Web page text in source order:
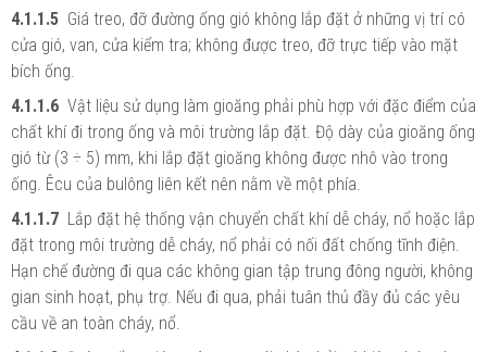
4.1.1.5 Giá treo, đỡ đường ống gió không lắp đặt ở những vị trí có
cửa gió, van, cửa kiểm tra; không được treo, đỡ trực tiếp vào mặt
bích ống.
4.1.1.6 Vật liệu sử dụng làm gioăng phải phù hợp với đặc điểm của
chất khí đi trong ống và môi trường lắp đặt. Độ dày của gioăng ống
gió từ (3 ÷ 5) mm, khi lắp đặt gioăng không được nhô vào trong
ống. Êcu của bulông liên kết nên nằm về một phía.
4.1.1.7 Lắp đặt hệ thống vận chuyển chất khí dễ cháy, nổ hoặc lắp
đặt trong môi trường dễ cháy, nổ phải có nối đất chống tĩnh điện.
Hạn chế đường đi qua các không gian tập trung đông người, không
gian sinh hoạt, phụ trợ. Nếu đi qua, phải tuân thủ đầy đủ các yêu
cầu về an toàn cháy, nổ.